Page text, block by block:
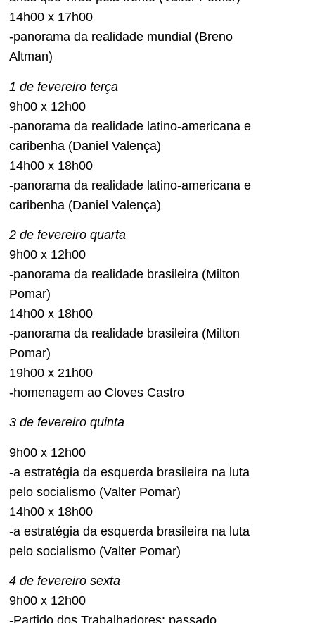
14h00 x 17h00
-panorama da realidade mundial (Breno
Altman)
1 de fevereiro terça
9h00 x 12h00
-panorama da realidade latino-americana e
caribenha (Daniel Valença)
14h00 x 18h00
-panorama da realidade latino-americana e
caribenha (Daniel Valença)
2 de fevereiro quarta
9h00 x 12h00
-panorama da realidade brasileira (Milton
Pomar)
14h00 x 18h00
-panorama da realidade brasileira (Milton
Pomar)
19h00 x 21h00
-homenagem ao Cloves Castro
3 de fevereiro quinta
9h00 x 12h00
-a estratégia da esquerda brasileira na luta
pelo socialismo (Valter Pomar)
14h00 x 18h00
-a estratégia da esquerda brasileira na luta
pelo socialismo (Valter Pomar)
4 de fevereiro sexta
9h00 x 12h00